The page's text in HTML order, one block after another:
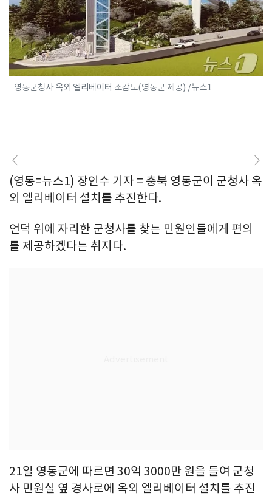
영동군청사 옥외 엘리베이터 조감도(영동군 제공) /뉴스1
(영동=뉴스1) 장인수 기자 = 충북 영동군이 군청사 옥
외 엘리베이터 설치를 추진한다.
언덕 위에 자리한 군청사를 찾는 민원인들에게 편의
를 제공하겠다는 취지다.
21일 영동군에 따르면 30억 3000만 원을 들여 군청
사 민원실 옆 경사로에 옥외 엘리베이터 설치를 추진